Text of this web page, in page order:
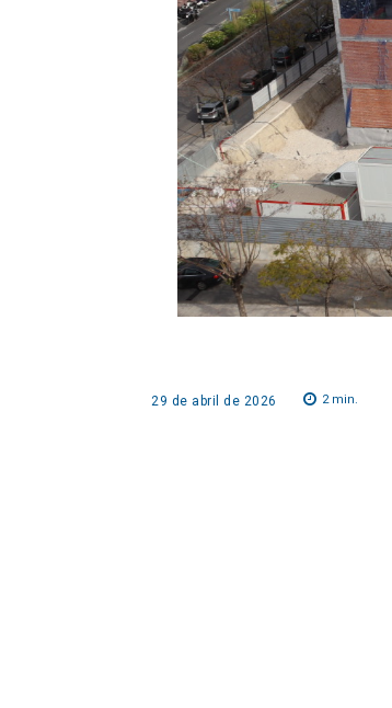
29 de abril de 2026 2min.